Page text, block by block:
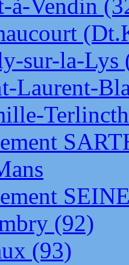
à-Vendin
sur-la-Lys
Laurent-
(92)
(93)